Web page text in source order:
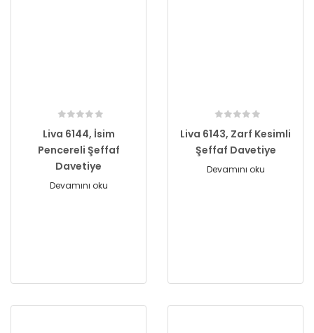
Liva 6144, İsim
Pencereli Şeffaf
Davetiye
Devamını oku
Liva 6143, Zarf Kesimli
Şeffaf Davetiye
Devamını oku